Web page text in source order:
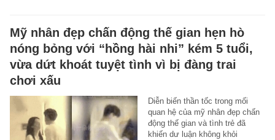
Mỹ nhân đẹp chấn động thế gian hẹn hò
nóng bỏng với “hồng hài nhi” kém 5 tuổi,
vừa dứt khoát tuyệt tình vì bị đàng trai
chơi xấu
Diễn biến thần tốc trong mối
quan hệ của mỹ nhân đẹp chấn
động thế gian và tình trẻ đã
khiến dư luận không khỏi